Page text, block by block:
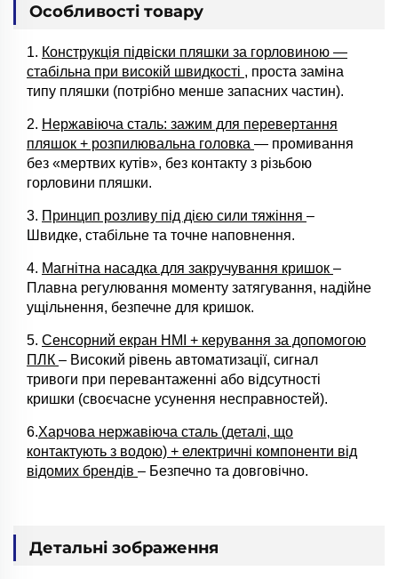
Особливості товару
1. Конструкція підвіски пляшки за горловиною —
стабільна при високій швидкості , проста заміна
типу пляшки (потрібно менше запасних частин).
2. Нержавіюча сталь: зажим для перевертання
пляшок + розпилювальна головка — промивання
без «мертвих кутів», без контакту з різьбою
горловини пляшки.
3. Принцип розливу під дією сили тяжіння –
Швидке, стабільне та точне наповнення.
4. Магнітна насадка для закручування кришок –
Плавна регулювання моменту затягування, надійне
ущільнення, безпечне для кришок.
5. Сенсорний екран HMI + керування за допомогою
ПЛК – Високий рівень автоматизації, сигнал
тривоги при перевантаженні або відсутності
кришки (своєчасне усунення несправностей).
6.Харчова нержавіюча сталь (деталі, що
контактують з водою) + електричні компоненти від
відомих брендів – Безпечно та довговічно.
Детальні зображення